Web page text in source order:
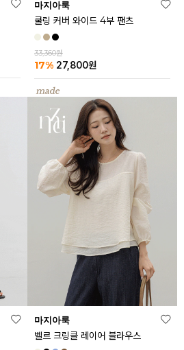
마지아룩
쿨링 커버 와이드 4부 팬츠
33,360원
17% 27,800원
마지아룩
벨르 크링클 레이어 블라우스